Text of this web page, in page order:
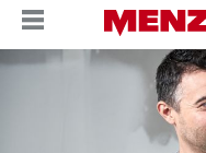
content